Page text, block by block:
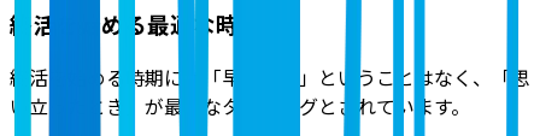
終活を始める最適な時期
終活を始める時期には「早すぎる」ということはなく、「思
い立ったとき」が最適なタイミングとされています。